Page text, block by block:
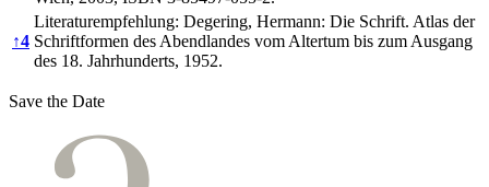
↑4
Literaturempfehlung: Degering, Hermann: Die Schrift. Atlas der
Schriftformen des Abendlandes vom Altertum bis zum Ausgang
des 18. Jahrhunderts, 1952.
Save the Date